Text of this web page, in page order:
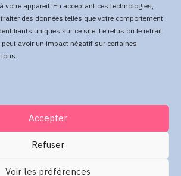
votre appareil. En acceptant ces technologies,
des données telles que votre comportement
uniques sur ce site. Le refus ou le retrait
avoir un impact négatif sur certaines
Accepter
Refuser
Voir les préférences
Visitors to a Clear
the Bottom of the
Click Here Now